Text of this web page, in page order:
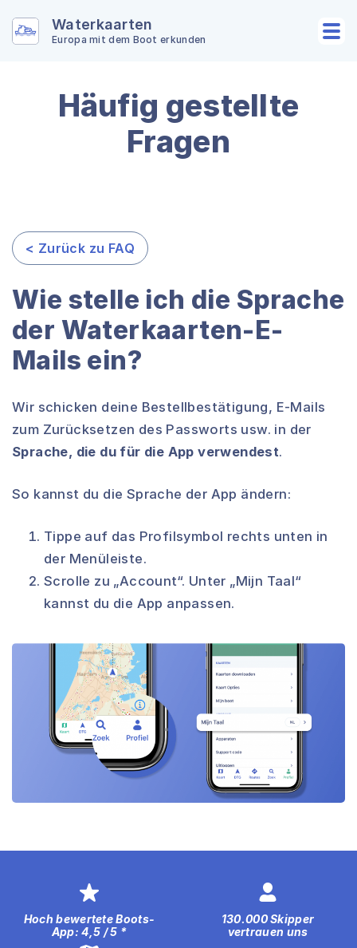
Waterkaarten
Europa mit dem Boot erkunden
Häufig gestellte
Fragen
< Zurück zu FAQ
Wie stelle ich die Sprache
der Waterkaarten-E-
Mails ein?
Wir schicken deine Bestellbestätigung, E-Mails
zum Zurücksetzen des Passworts usw. in der
Sprache, die du für die App verwendest.
So kannst du die Sprache der App ändern:
Tippe auf das Profilsymbol rechts unten in
der Menüleiste.
Scrolle zu „Account“. Unter „Mijn Taal“
kannst du die App anpassen.
Hoch bewertete Boots-
App: 4,5 / 5 *
130.000 Skipper
vertrauen uns